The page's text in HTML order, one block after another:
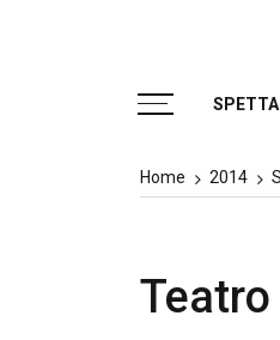
Home 2014